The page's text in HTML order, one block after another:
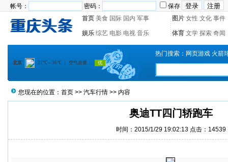
帐号： 密码：
保存
首页 美食 国际 国内 军事 图片 女性 文化 事件
娱乐 综艺 电影 电视 音乐 体育 文学 探索 奇闻
热门搜索： 网页游戏 火箭
您现在的位置： 首页 >> 汽车行情 >> 内容
奥迪TT四门轿跑车
时间：2015/1/29 19:02:13 点击：14539